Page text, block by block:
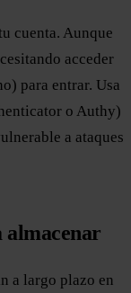
cuenta. Aunque
acceder
para entrar. Usa
o Authy)
a ataques
almacenar
a largo plazo en